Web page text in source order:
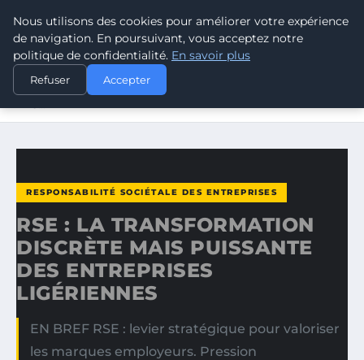
CLIMATE RESPONSE BLOG
ACCUEIL
RESPONSABILITÉ SOCIÉTALE DES ENTREPRISES
RSE : LA TRANSFORMATION DISCRÈTE MAIS PUISSANTE
RESPONSABILITÉ SOCIÉTALE DES ENTREPRISES
RSE : LA TRANSFORMATION
DISCRÈTE MAIS PUISSANTE
DES ENTREPRISES
LIGÉRIENNES
EN BREF RSE : levier stratégique pour valoriser
les marques employeurs. Pression
Nous utilisons des cookies pour améliorer votre expérience
de navigation. En poursuivant, vous acceptez notre
politique de confidentialité. En savoir plus
Refuser Accepter